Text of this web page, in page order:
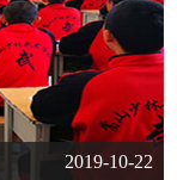
2019-10-22